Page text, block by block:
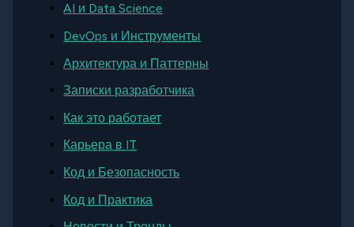
AI и Data Science
DevOps и Инструменты
Архитектура и Паттерны
Записки разработчика
Как это работает
Карьера в IT
Код и Безопасность
Код и Практика